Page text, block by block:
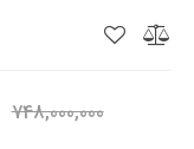
748,000,000